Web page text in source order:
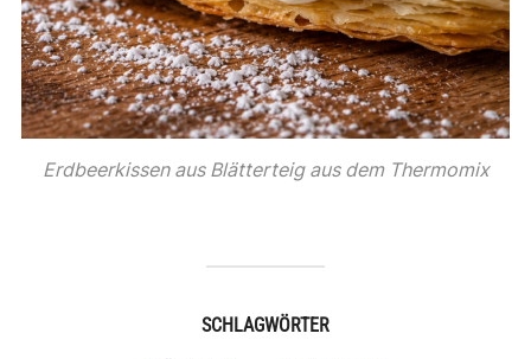
Erdbeerkissen aus Blätterteig aus dem Thermomix
SCHLAGWÖRTER